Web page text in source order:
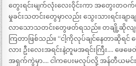
တွေးရင်းမျက်လုံးလေးဝိုင်းကာ အတွေးတဝက်
မှုခင်းသတင်းတွေမှာလည်း သွေးသားရင်းချာ
လာသောသတင်းတွေဖတ်ရသည်။ တချို့ဆိုလျင်
ကြတာဖြစ်သည်။ “ငါ့ကိုလုပ်ချင်နေတာဆိုရင်
လား ဦးလေးအရင်းနဲ့တူမအရင်းကြီး…. ဖ
အရှက်ကွဲမှာ…. ငါကပေးမလုပ်လို့ အန်တီယမ